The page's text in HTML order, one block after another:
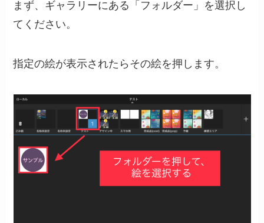
まず、ギャラリーにある「フォルダー」を選択し
てください。
指定の絵が表示されたらその絵を押します。